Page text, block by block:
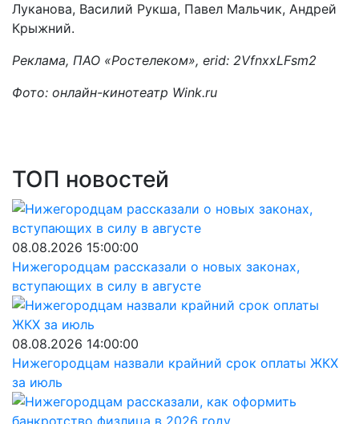
Луканова, Василий Рукша, Павел Мальчик, Андрей
Крыжний.
Реклама, ПАО «Ростелеком», erid: 2VfnxxLFsm2
Фото: онлайн-кинотеатр Wink.ru
ТОП новостей
08.08.2026 15:00:00
Нижегородцам рассказали о новых законах,
вступающих в силу в августе
08.08.2026 14:00:00
Нижегородцам назвали крайний срок оплаты ЖКХ
за июль